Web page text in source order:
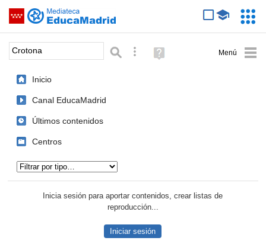
Saltar navegación
Palabra o frase: Búsqueda avanzada
Ayuda
(en
Inicio
Canal EducaMadrid
Últimos contenidos
Centros
Inicia sesión para aportar contenidos, crear listas de
reproducción...
Iniciar sesión